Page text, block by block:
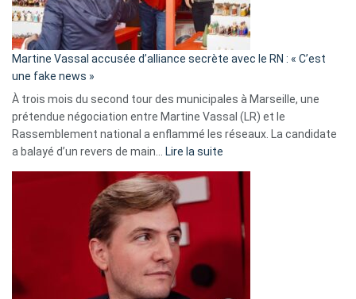
Algérie
Martine Vassal accusée d’alliance secrète avec le RN : « C’est
une fake news »
À trois mois du second tour des municipales à Marseille, une
prétendue négociation entre Martine Vassal (LR) et le
Rassemblement national a enflammé les réseaux. La candidate
a balayé d’un revers de main…
Lire la suite
d’alliance
secrète